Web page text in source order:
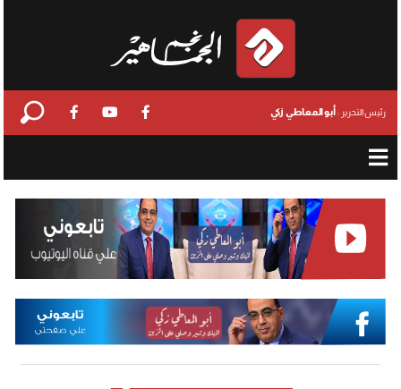
رئيس التحرير : أبو المعاطي زكي